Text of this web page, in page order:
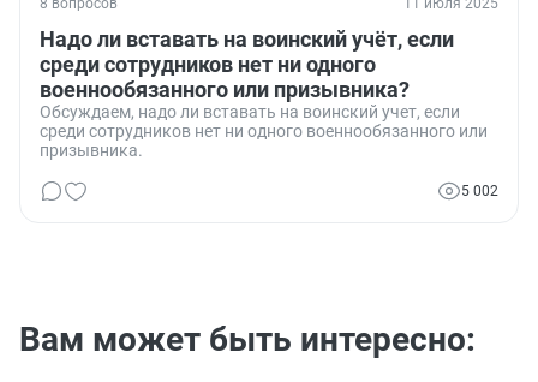
8 вопросов 11 июля 2025
Надо ли вставать на воинский учёт, если
среди сотрудников нет ни одного
военнообязанного или призывника?
Обсуждаем, надо ли вставать на воинский учет, если
среди сотрудников нет ни одного военнообязанного или
призывника.
5 002
Вам может быть интересно: